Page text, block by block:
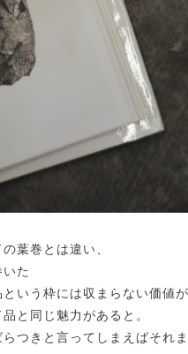
葉巻とは違い、
た
いう枠には収まらない価値が
と同じ魅力があると。
つきと言ってしまえばそれま